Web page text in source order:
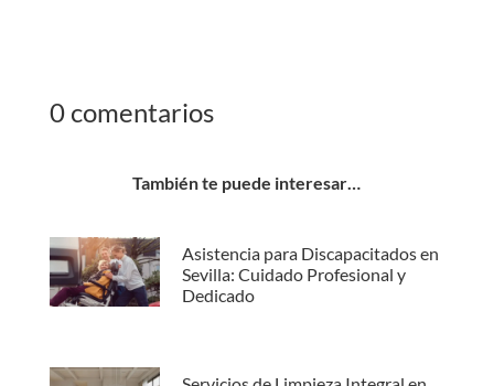
0 comentarios
También te puede interesar…
Asistencia para Discapacitados en
Sevilla: Cuidado Profesional y
Dedicado